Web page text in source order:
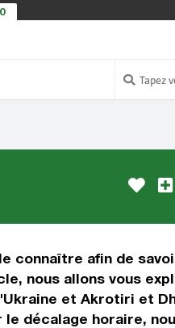
connaître afin de
nous allons vous
et Akrotiri et
le décalage horaire,